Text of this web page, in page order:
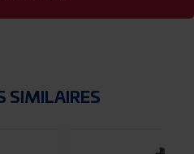
SIMILAIRES